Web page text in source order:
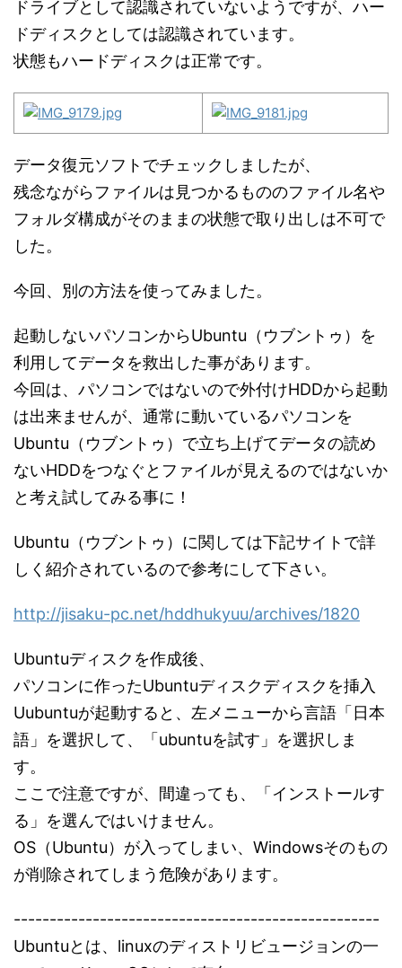
ドライブとして認識されていないようですが、ハー
ドディスクとしては認識されています。
状態もハードディスクは正常です。
データ復元ソフトでチェックしましたが、
残念ながらファイルは見つかるもののファイル名や
フォルダ構成がそのままの状態で取り出しは不可で
した。
今回、別の方法を使ってみました。
起動しないパソコンからUbuntu（ウブントゥ）を
利用してデータを救出した事があります。
今回は、パソコンではないので外付けHDDから起動
は出来ませんが、通常に動いているパソコンを
Ubuntu（ウブントゥ）で立ち上げてデータの読め
ないHDDをつなぐとファイルが見えるのではないか
と考え試してみる事に！
Ubuntu（ウブントゥ）に関しては下記サイトで詳
しく紹介されているので参考にして下さい。
http://jisaku-pc.net/hddhukyuu/archives/1820
Ubuntuディスクを作成後、
パソコンに作ったUbuntuディスクディスクを挿入
Uubuntuが起動すると、左メニューから言語「日本
語」を選択して、「ubuntuを試す」を選択しま
す。
ここで注意ですが、間違っても、「インストールす
る」を選んではいけません。
OS（Ubuntu）が入ってしまい、Windowsそのもの
が削除されてしまう危険があります。
---------------------------------------------------
Ubuntuとは、linuxのディストリビュージョンの一